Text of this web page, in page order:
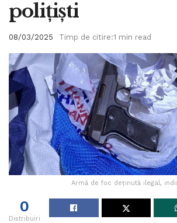
polițiști
08/03/2025 Timp de citire:1 min read
Armă de foc deținută ilegal,
0
Distribuiri